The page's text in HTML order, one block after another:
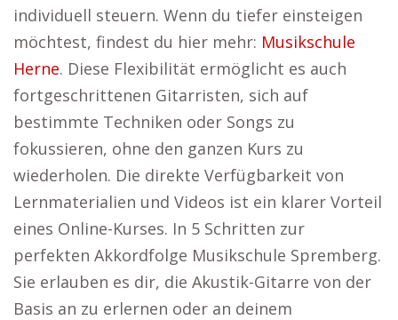
individuell steuern. Wenn du tiefer einsteigen
möchtest, findest du hier mehr: Musikschule
Herne. Diese Flexibilität ermöglicht es auch
fortgeschrittenen Gitarristen, sich auf
bestimmte Techniken oder Songs zu
fokussieren, ohne den ganzen Kurs zu
wiederholen. Die direkte Verfügbarkeit von
Lernmaterialien und Videos ist ein klarer Vorteil
eines Online-Kurses. In 5 Schritten zur
perfekten Akkordfolge Musikschule Spremberg.
Sie erlauben es dir, die Akustik-Gitarre von der
Basis an zu erlernen oder an deinem